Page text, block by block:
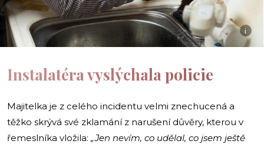
i
Instalatéra vyslýchala policie
Majitelka je z celého incidentu velmi znechucená a
těžko skrývá své zklamání z narušení důvěry, kterou v
řemeslníka vložila: „Jen nevím, co udělal, co jsem ještě